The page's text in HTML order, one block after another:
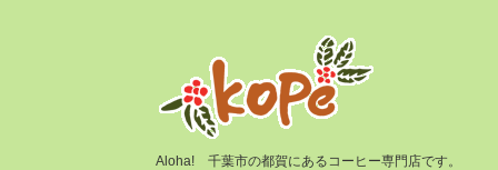
Aloha! 千葉市の都賀にあるコーヒー専門店です。